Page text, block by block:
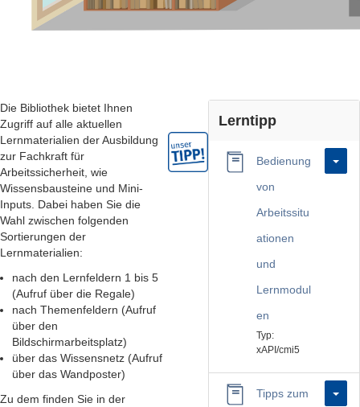
Die Bibliothek bietet Ihnen
Zugriff auf alle aktuellen
Lernmaterialien der Ausbildung
zur Fachkraft für
Arbeitssicherheit, wie
Wissensbausteine und Mini-
Inputs. Dabei haben Sie die
Wahl zwischen folgenden
Sortierungen der
Lernmaterialien:
nach den Lernfeldern 1 bis 5
(Aufruf über die Regale)
nach Themenfeldern (Aufruf
über den
Bildschirmarbeitsplatz)
über das Wissensnetz (Aufruf
über das Wandposter)
Zu dem finden Sie in der
Lerntipp
Bedienung
von
Arbeitssitu
ationen
und
Lernmodul
en
Typ:
xAPI/cmi5
Tipps zum